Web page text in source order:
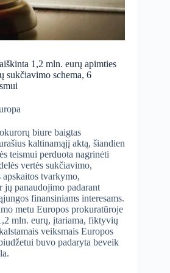
1,2 mln. eurų apimties
sukčiavimo schema, 6
biure baigtas
kaltinamąjį aktą, šiandien
teismui perduota nagrinėti
vertės sukčiavimo,
tvarkymo,
panaudojimo padarant
finansiniams interesams.
metu Europos prokuratūroje
mln. eurų, įtariama, fiktyvių
veiksmais Europos
buvo padaryta beveik